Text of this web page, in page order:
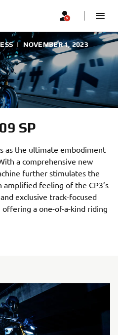
| NOVEMBER 1, 2023
SP
as the ultimate embodiment
a comprehensive new
further stimulates the
amplified feeling of the CP3’s
exclusive track-focused
a one-of-a-kind riding